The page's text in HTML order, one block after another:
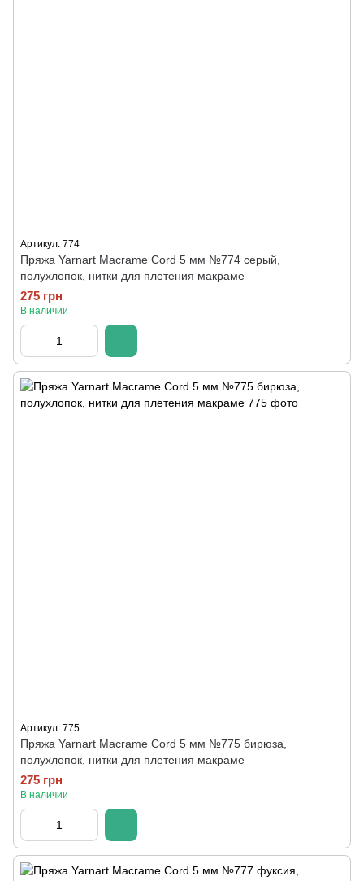
Артикул: 774
Пряжа Yarnart Macrame Cord 5 мм №774 серый,
полухлопок, нитки для плетения макраме
275 грн
В наличии
Артикул: 775
Пряжа Yarnart Macrame Cord 5 мм №775 бирюза,
полухлопок, нитки для плетения макраме
275 грн
В наличии